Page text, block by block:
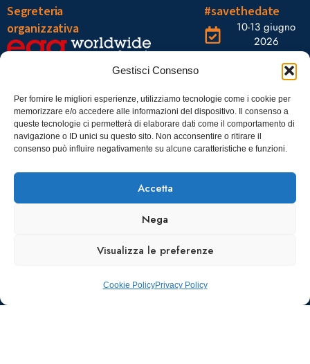
Gestisci Consenso
Per fornire le migliori esperienze, utilizziamo tecnologie come i cookie per
memorizzare e/o accedere alle informazioni del dispositivo. Il consenso a
queste tecnologie ci permetterà di elaborare dati come il comportamento di
navigazione o ID unici su questo sito. Non acconsentire o ritirare il
consenso può influire negativamente su alcune caratteristiche e funzioni.
Accetta
Nega
Visualizza le preferenze
Cookie PolicyPrivacy Policy
Segreteria
organizzativa
Tel.: 06328121
infoaiic2026@ega.it
#savethedate
10-13 giugno
2026
OGR Torino
Castelfidardo,
22 10128
Torino
SCARICA
ICS